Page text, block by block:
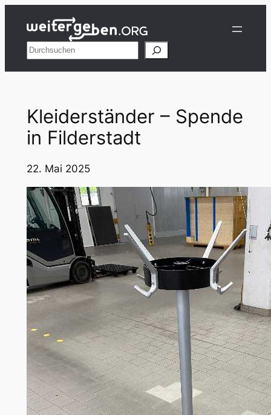
Inhalt
springenSuchen
Kleiderständer – Spende
in Filderstadt
22. Mai 2025